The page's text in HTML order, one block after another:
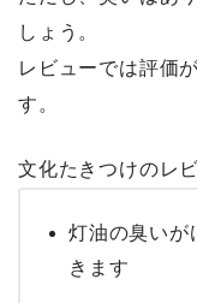
しょう。
レビューでは評価
す。
文化たきつけのレ
灯油の臭いが
きます